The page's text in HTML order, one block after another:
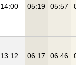
14:00 05:19 05:57
13:12 06:17 06:46